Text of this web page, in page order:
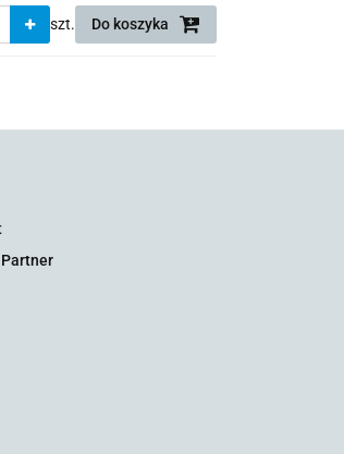
szt. Do koszyka